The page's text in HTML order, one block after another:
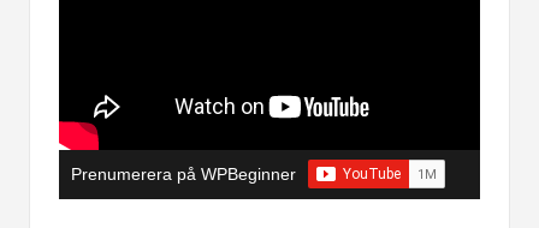
Prenumerera på WPBeginner